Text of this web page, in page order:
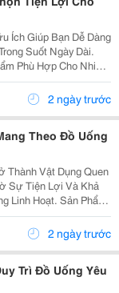
Ích Giúp Bạn Dễ Dàng
Suốt Ngày Dài.
Phù Hợp Cho Nhiều
Đi Làm, Tập Luyện
Thể Thao Hoặc Tham Gia Các Chuyến Đi. Chọn Bình...
2 ngày trước
Theo Đồ Uống
Thành Vật Dụng Quen
Sự Tiện Lợi Và Khả
Linh Hoạt. Sản Phẩm
Uống, Cà Phê
Gia Các Hoạt
2 ngày trước
Trì Đồ Uống Yêu